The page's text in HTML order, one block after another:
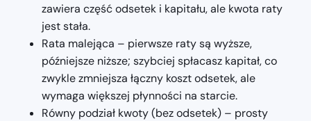
zawiera część odsetek i kapitału, ale kwota raty
jest stała.
Rata malejąca – pierwsze raty są wyższe,
późniejsze niższe; szybciej spłacasz kapitał, co
zwykle zmniejsza łączny koszt odsetek, ale
wymaga większej płynności na starcie.
Równy podział kwoty (bez odsetek) – prosty